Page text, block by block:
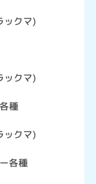
ックマ)
ックマ)
種
ックマ)
各種